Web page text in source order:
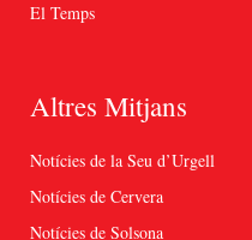
El Temps
Altres Mitjans
Notícies de la Seu d’Urgell
Notícies de Cervera
Notícies de Solsona